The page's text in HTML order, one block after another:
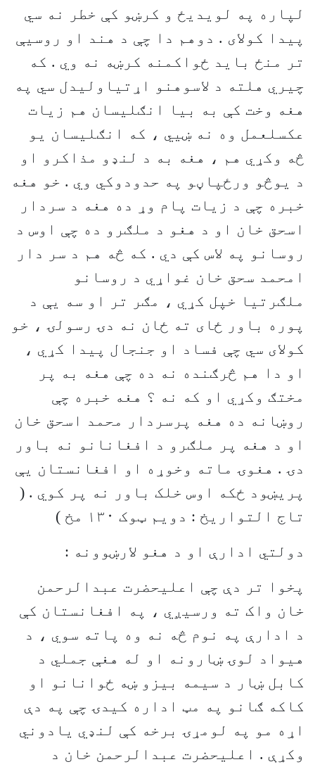
لپاره په لويديځ و کرښو کې خطر نه سي
پيدا کولای . دوهم دا چې د هند او روسيې
تر منځ بايد ځواکمنه کرښه نه وي . که
چيري هلته د لاسوهنو اړتياوليدل سي په
هغه وخت کې به بيا انګليسان هم زيات
عکسلعمل وه نه ښيي ، که انګليسان يو
څه وکړي هم ، هغه به د لنډو مذاکرو او
د يوڅو ورځپاڼو په حدودوکي وي . خو هغه
خبره چې د زيات پام وړ ده هغه د سردار
اسحق خان او د هغو د ملګرو ده چې اوس د
روسانو په لاس کې دي . که څه هم د سر دار
امحمد سحق خان غواړي د روسانو
ملګرتيا خپل کړي ، مګر تر او سه يې د
پوره باور ځای ته ځان نه دۍ رسولۍ ، خو
کولای سي چې فساد او جنجال پيدا کړي ،
او دا هم څرګنده نه ده چې هغه به پر
مختګ وکړي او که نه ؟ هغه خبره چې
روښانه ده هغه پرسردار محمد اسحق خان
او د هغه پر ملګرو د افغانانو نه باور
دۍ . هغوۍ ماته وخوړه او افغانستان يې
پريښود ځکه اوس خلک باور نه پر کوي . (
تاج التواريخ : دويم ټوک ١٣٠ مخ )
دولتي ادارې او د هغو لارښوونه :
پخوا تر دې چې اعليحضرت عبدالرحمن
خان واک ته ورسيږي ، په افغانستان کې
د ادارې په نوم څه نه وه پاته سوي ، د
هيواد لوۍ ښارونه او له هغې جملي د
کابل ښار د سيمه بيزو ښه ځوانانو او
کاکه ګانو په مټ اداره کيدۍ چې په دې
اړه مو په لومړۍ برخه کې لنډي يادوني
وکړې . اعليحضرت عبدالرحمن خان د